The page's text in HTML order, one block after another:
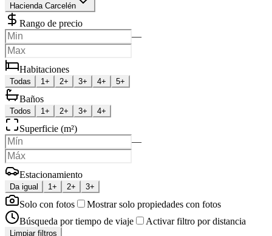
Hacienda Carcelén
Rango de precio
—
Habitaciones
Todas 1+ 2+ 3+ 4+ 5+
Baños
Todos 1+ 2+ 3+ 4+
Superficie (m²)
—
Estacionamiento
Da igual 1+ 2+ 3+
Solo con fotos
Mostrar solo propiedades con fotos
Búsqueda por tiempo de viaje
Activar filtro por distancia
Limpiar filtros